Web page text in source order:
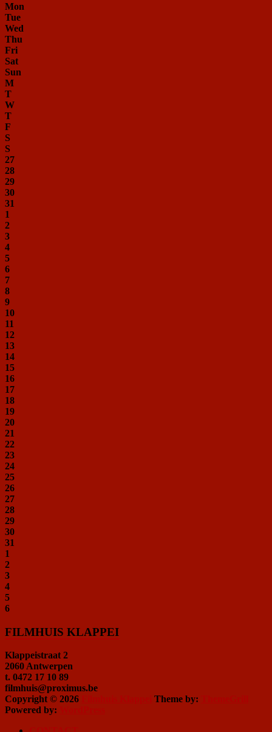
Mon
Tue
Wed
Thu
Fri
Sat
Sun
M
T
W
T
F
S
S
27
28
29
30
31
1
2
3
4
5
6
7
8
9
10
11
12
13
14
15
16
17
18
19
20
21
22
23
24
25
26
27
28
29
30
31
1
2
3
4
5
6
FILMHUIS KLAPPEI
Klappeistraat 2
2060 Antwerpen
t. 0472 17 10 89
filmhuis@proximus.be
Copyright © 2026
Theme by:
Powered by: